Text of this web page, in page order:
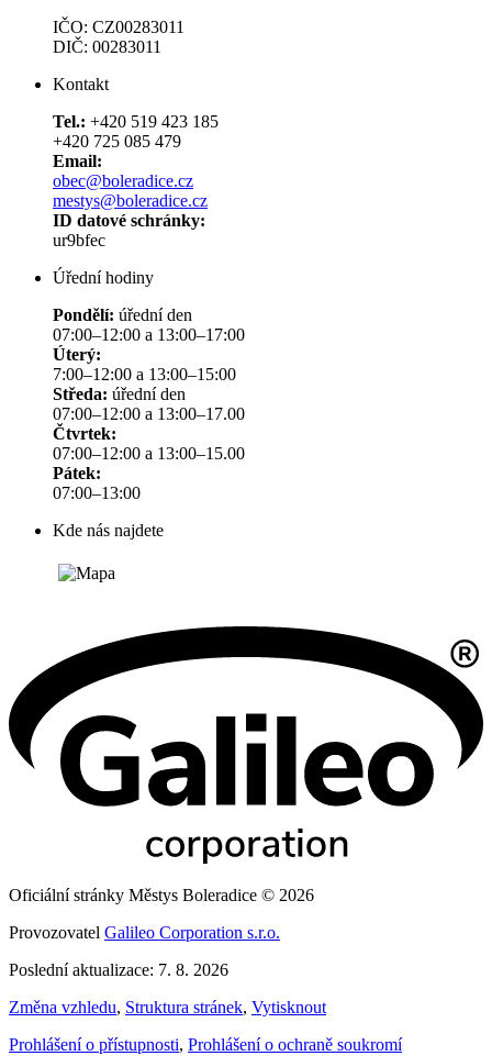
IČO: CZ00283011
DIČ: 00283011
Kontakt
Tel.: +420 519 423 185
+420 725 085 479
Email:
obec@boleradice.cz
mestys@boleradice.cz
ID datové schránky:
ur9bfec
Úřední hodiny
Pondělí: úřední den
07:00–12:00 a 13:00–17:00
Úterý:
7:00–12:00 a 13:00–15:00
Středa: úřední den
07:00–12:00 a 13:00–17.00
Čtvrtek:
07:00–12:00 a 13:00–15.00
Pátek:
07:00–13:00
Kde nás najdete
Oficiální stránky Městys Boleradice © 2026
Provozovatel Galileo Corporation s.r.o.
Poslední aktualizace: 7. 8. 2026
Změna vzhledu, Struktura stránek, Vytisknout
Prohlášení o přístupnosti, Prohlášení o ochraně soukromí